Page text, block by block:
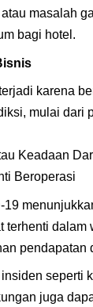
masalah
bagi hotel.
karena
mulai dari
Keadaan
Beroperasi
19
terhenti dalam
pendapatan
seperti
juga